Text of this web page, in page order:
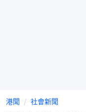
港聞 社會新聞